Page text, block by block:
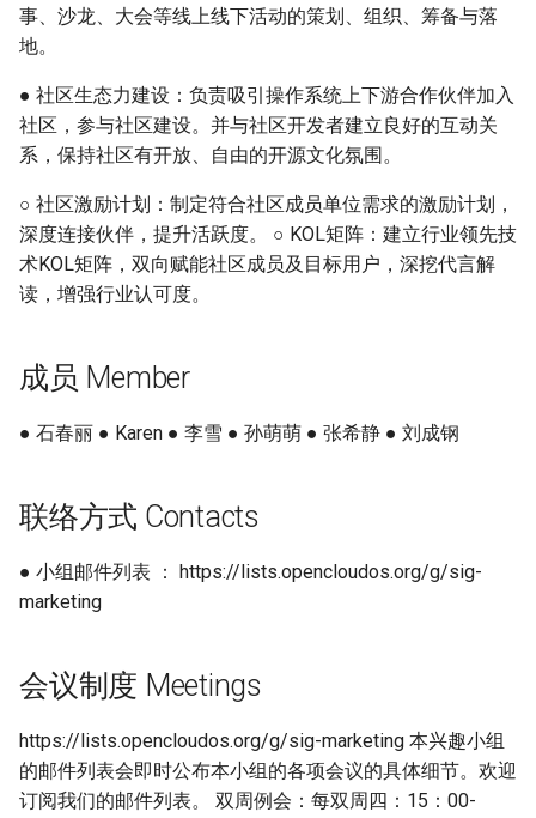
OC AI镜像
基于OC AI的最佳实践
事、沙龙、大会等线上线下活动的策划、组织、筹备与落
地。
● 社区生态力建设：负责吸引操作系统上下游合作伙伴加入
社区，参与社区建设。并与社区开发者建立良好的互动关
系，保持社区有开放、自由的开源文化氛围。
○ 社区激励计划：制定符合社区成员单位需求的激励计划，
深度连接伙伴，提升活跃度。 ○ KOL矩阵：建立行业领先技
术KOL矩阵，双向赋能社区成员及目标用户，深挖代言解
读，增强行业认可度。
成员 Member
● 石春丽 ● Karen ● 李雪 ● 孙萌萌 ● 张希静 ● 刘成钢
联络方式 Contacts
● 小组邮件列表 ： https://lists.opencloudos.org/g/sig-
marketing
会议制度 Meetings
https://lists.opencloudos.org/g/sig-marketing 本兴趣小组
的邮件列表会即时公布本小组的各项会议的具体细节。欢迎
订阅我们的邮件列表。 双周例会：每双周四：15：00-